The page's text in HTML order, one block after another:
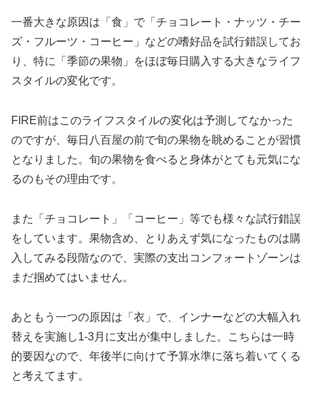
一番大きな原因は「食」で「チョコレート・ナッツ・チー
ズ・フルーツ・コーヒー」などの嗜好品を試行錯誤してお
り、特に「季節の果物」をほぼ毎日購入する大きなライフ
スタイルの変化です。
FIRE前はこのライフスタイルの変化は予測してなかった
のですが、毎日八百屋の前で旬の果物を眺めることが習慣
となりました。旬の果物を食べると身体がとても元気にな
るのもその理由です。
また「チョコレート」「コーヒー」等でも様々な試行錯誤
をしています。果物含め、とりあえず気になったものは購
入してみる段階なので、実際の支出コンフォートゾーンは
まだ掴めてはいません。
あともう一つの原因は「衣」で、インナーなどの大幅入れ
替えを実施し1-3月に支出が集中しました。こちらは一時
的要因なので、年後半に向けて予算水準に落ち着いてくる
と考えてます。